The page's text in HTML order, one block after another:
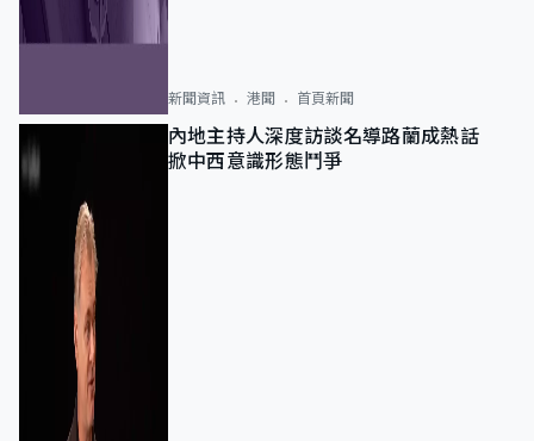
新聞資訊 港聞 首頁新聞
內地主持人深度訪談名導路蘭成熱話
掀中西意識形態鬥爭